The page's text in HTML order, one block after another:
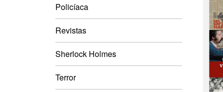
Policíaca
Revistas
Sherlock Holmes
Terror